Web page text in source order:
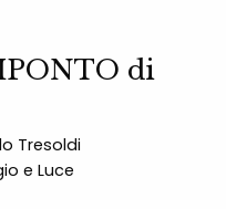
di
Tresoldi
e Luce